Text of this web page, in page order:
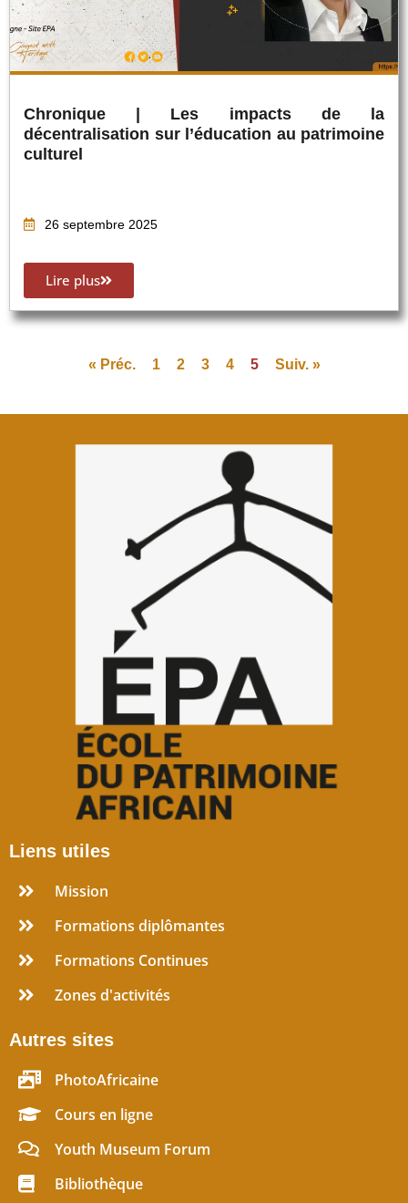
Chronique | Les impacts de la
décentralisation sur l’éducation au patrimoine
culturel
26 septembre 2025
Lire plus
« Préc. 1 2 3 4 5 Suiv. »
Liens utiles
Mission
Formations diplômantes
Formations Continues
Zones d'activités
Autres sites
PhotoAfricaine
Cours en ligne
Youth Museum Forum
Bibliothèque